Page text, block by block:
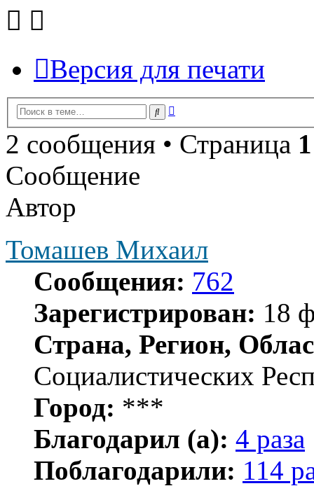
Версия для печати
Поиск
2 сообщения • Страница 1
Сообщение
Автор
Томашев Михаил
Сообщения: 762
Зарегистрирован: 18
Страна, Регион,
Социалистических
Город: ***
Благодарил (а): 4 раза
Поблагодарили: 114